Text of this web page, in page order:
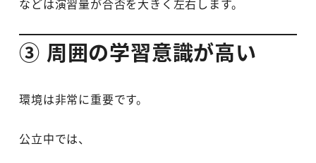
などは演習量が合否を大きく左右します。
③ 周囲の学習意識が高い
環境は非常に重要です。
公立中では、